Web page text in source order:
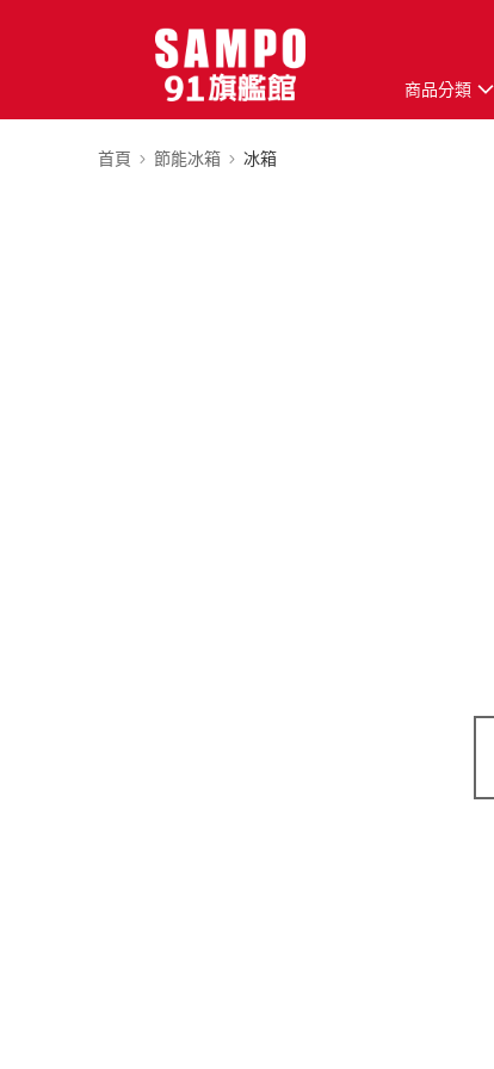
商品分類
首頁 節能冰箱 冰箱